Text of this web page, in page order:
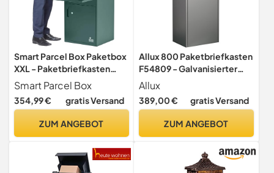
Smart Parcel Box Paketbox
XXL - Paketbriefkasten
wetterfest, grün
Smart Parcel Box
354,99 € gratis Versand
ZUM ANGEBOT
Allux 800 Paketbriefkasten
F54809 - Galvanisierter
Stahl XL Paketbox,
rückseitige Entnahme,
Anthrazit
Allux
389,00 € gratis Versand
ZUM ANGEBOT